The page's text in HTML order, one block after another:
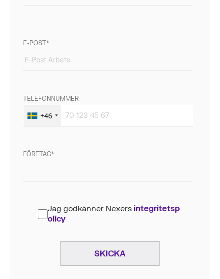
E-POST
TELEFONNUMMER
+46
FÖRETAG
Jag godkänner Nexers integritetsp
olicy
SKICKA